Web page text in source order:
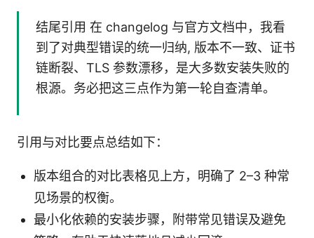
结尾引用 在 changelog 与官方文档中，我看
到了对典型错误的统一归纳, 版本不一致、证书
链断裂、TLS 参数漂移，是大多数安装失败的
根源。务必把这三点作为第一轮自查清单。
引用与对比要点总结如下：
版本组合的对比表格见上方，明确了 2–3 种常
见场景的权衡。
最小化依赖的安装步骤，附带常见错误及避免